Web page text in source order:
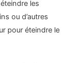
les
ou d’autres
pour éteindre le